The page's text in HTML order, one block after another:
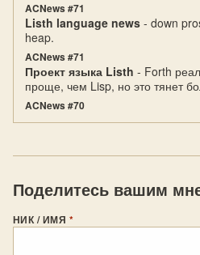
ACNews #71
Listh language news - down
heap.
ACNews #71
Проект языка Listh - Forth
проще, чем Lisp, но это тянет
ACNews #70
Поделитесь вашим
НИК / ИМЯ *